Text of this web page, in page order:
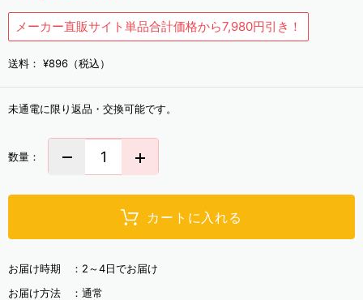
メーカー直販サイト単品合計価格から7,980円引き！
送料： ¥896（税込）
未通電に限り返品・交換可能です。
数量：
カートに入れる
お届け時期 ： 2～4日でお届け
お届け方法 ： 通常